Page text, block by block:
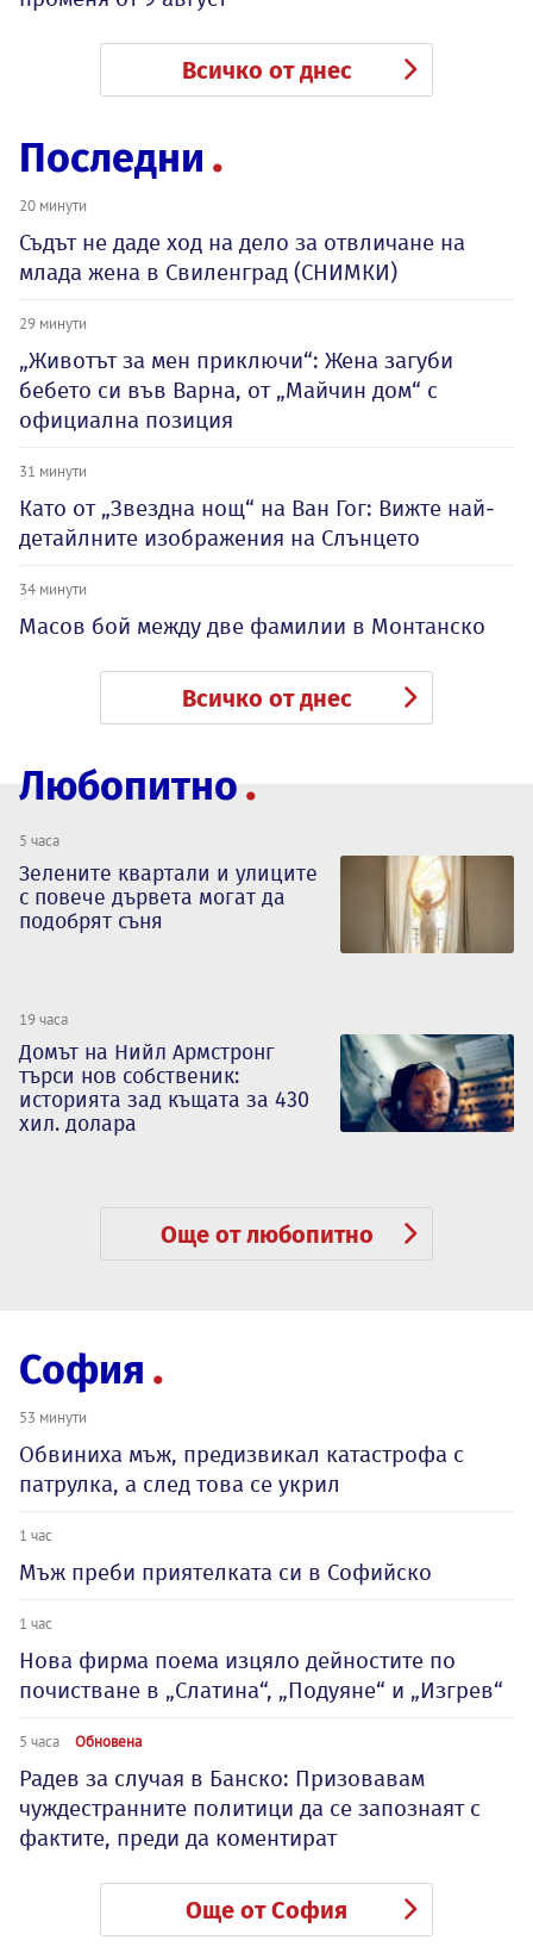
Всичко от днес
Последни
20 минути
Съдът не даде ход на дело за отвличане на
млада жена в Свиленград (СНИМКИ)
29 минути
„Животът за мен приключи“: Жена загуби
бебето си във Варна, от „Майчин дом“ с
официална позиция
31 минути
Като от „Звездна нощ“ на Ван Гог: Вижте най-
детайлните изображения на Слънцето
34 минути
Масов бой между две фамилии в Монтанско
Всичко от днес
Любопитно
5 часа
Зелените квартали и улиците
с повече дървета могат да
подобрят съня
19 часа
Домът на Нийл Армстронг
търси нов собственик:
историята зад къщата за 430
хил. долара
Още от любопитно
София
53 минути
Обвиниха мъж, предизвикал катастрофа с
патрулка, а след това се укрил
1 час
Мъж преби приятелката си в Софийско
1 час
Нова фирма поема изцяло дейностите по
почистване в „Слатина“, „Подуяне“ и „Изгрев“
5 часа Обновена
Радев за случая в Банско: Призовавам
чуждестранните политици да се запознаят с
фактите, преди да коментират
Още от София